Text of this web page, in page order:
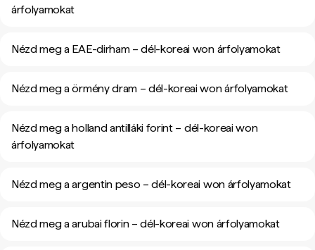
árfolyamokat
Nézd meg a EAE-dirham – dél-koreai won árfolyamokat
Nézd meg a örmény dram – dél-koreai won árfolyamokat
Nézd meg a holland antilláki forint – dél-koreai won
árfolyamokat
Nézd meg a argentin peso – dél-koreai won árfolyamokat
Nézd meg a arubai florin – dél-koreai won árfolyamokat